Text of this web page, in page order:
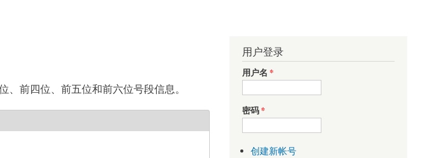
前四位、前五位和前六位号段信息。
用户登录
用户名 *
密码*
创建新帐号